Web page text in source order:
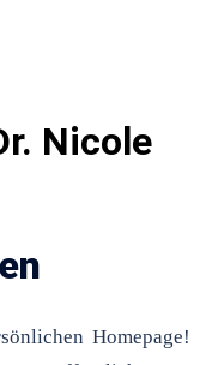
Nicole
Homepage!